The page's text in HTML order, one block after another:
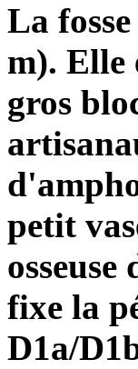
La
m). Elle
gros
petit
fixe la
D1a/